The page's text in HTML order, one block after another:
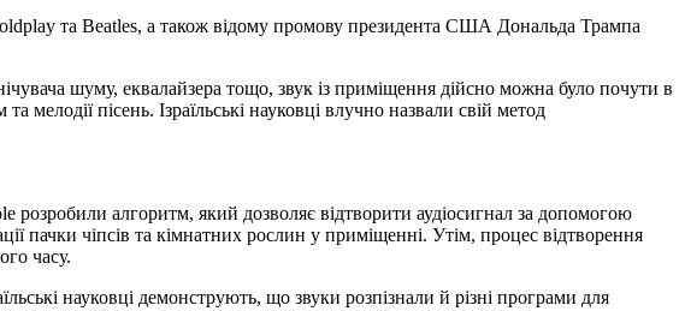
та Beatles, а також відому промову президента США Дональда Трампа
шуму, еквалайзера тощо, звук із приміщення дійсно можна було почути в
пісень. Ізраїльські науковці влучно назвали свій метод
розробили алгоритм, який дозволяє відтворити аудіосигнал за допомогою
пачки чіпсів та кімнатних рослин у приміщенні. Утім, процес відтворення
часу.
науковці демонструють, що звуки розпізнали й різні програми для